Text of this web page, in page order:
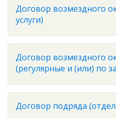
Договор возмездного
услуги)
Договор возмездного
(регулярные и (или) по
Договор подряда